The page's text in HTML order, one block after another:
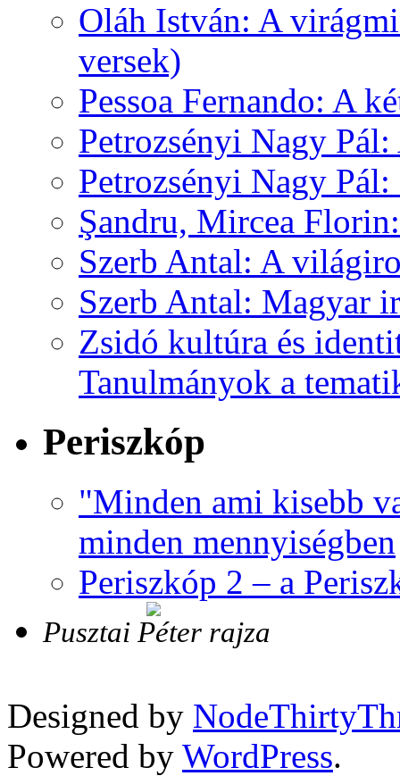
Oláh István: A
versek)
Pessoa Fernando: A
Petrozsényi Nagy
Petrozsényi Nagy
Şandru, Mircea
Szerb Antal: A
Szerb Antal: Magyar
Zsidó kultúra és
Tanulmányok a
Periszkóp
"Minden ami kisebb
minden mennyiségben
Periszkóp 2 – a
Pusztai Péter rajza
Designed by
Powered by WordPress.